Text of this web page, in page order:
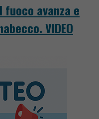
avanza e
VIDEO